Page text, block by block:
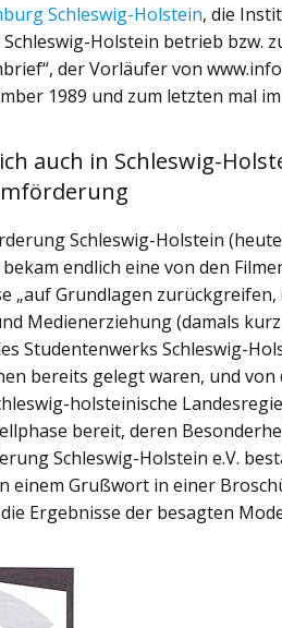
Schleswig-Holstein, die
Holstein betrieb bzw.
der Vorläufer von
1989 und zum letzten mal
auch in Schleswig-
Schleswig-Holstein
endlich eine von den
„auf Grundlagen zurückgreifen,
Medienerziehung (damals kurz
Studentenwerks Schleswig-
bereits gelegt waren, und
holsteinische
bereit, deren
Schleswig-Holstein e.V.
einem Grußwort in einer
Ergebnisse der besagten